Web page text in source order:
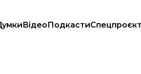
ВідеоПодкасти
людини